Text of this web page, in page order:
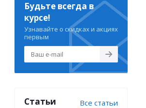
Будьте всегда в
курсе!
Узнавайте о скидках и акциях
первым
Статьи Все статьи